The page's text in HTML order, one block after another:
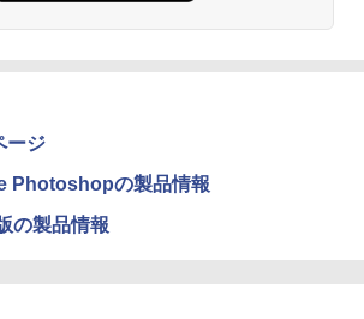
ージ
Photoshopの製品情報
の製品情報